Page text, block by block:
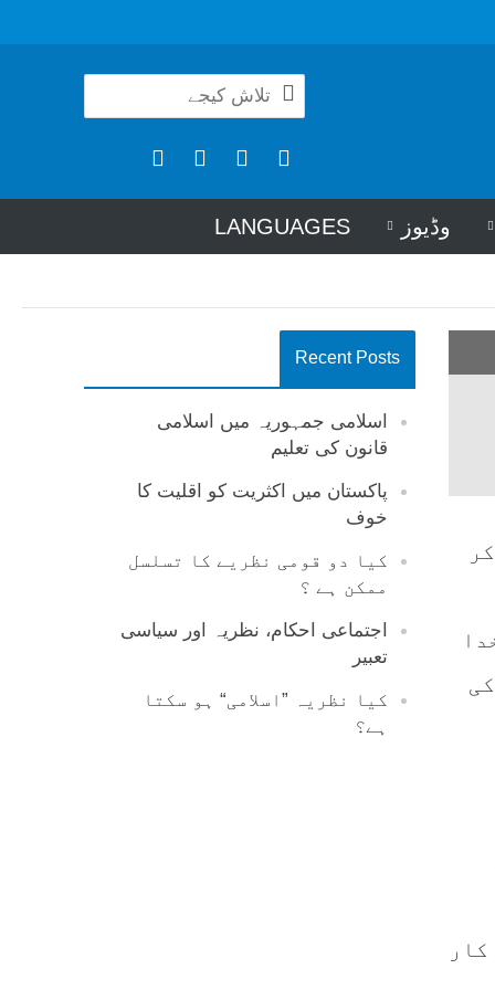
وڈیوز LANGUAGES
Recent Posts
اسلامی جمہوریہ میں اسلامی
قانون کی تعلیم
پاکستان میں اکثریت کو اقلیت کا
خوف
کیا دو قومی نظریے کا تسلسل
ممکن ہے ؟
اجتماعی احکام، نظریہ اور سیاسی
تعبیر
کیا نظریہ ”اسلامی“ ہو سکتا
ہے؟